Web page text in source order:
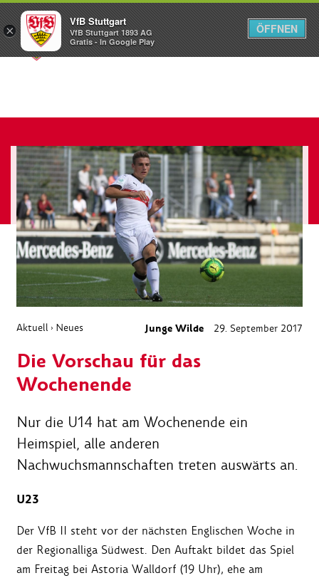
Menü
Aktuell › Neues Junge Wilde 29. September 2017
Die Vorschau für das
Wochenende
Nur die U14 hat am Wochenende ein
Heimspiel, alle anderen
Nachwuchsmannschaften treten auswärts an.
U23
Der VfB II steht vor der nächsten Englischen Woche in
der Regionalliga Südwest. Den Auftakt bildet das Spiel
am Freitag bei Astoria Walldorf (19 Uhr), ehe am
×
VfB Stuttgart
VfB Stuttgart 1893 AG
Gratis - In Google Play
ÖFFNEN